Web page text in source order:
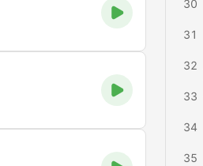
30
31
32
33
34
35